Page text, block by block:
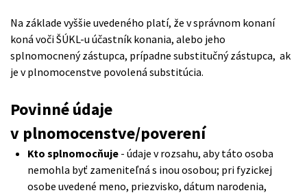
Na základe vyššie uvedeného platí, že v správnom konaní
koná voči ŠÚKL-u účastník konania, alebo jeho
splnomocnený zástupca, prípadne substitučný zástupca, ak
je v plnomocenstve povolená substitúcia.
Povinné údaje
v plnomocenstve/poverení
Kto splnomocňuje - údaje v rozsahu, aby táto osoba
nemohla byť zameniteľná s inou osobou; pri fyzickej
osobe uvedené meno, priezvisko, dátum narodenia,